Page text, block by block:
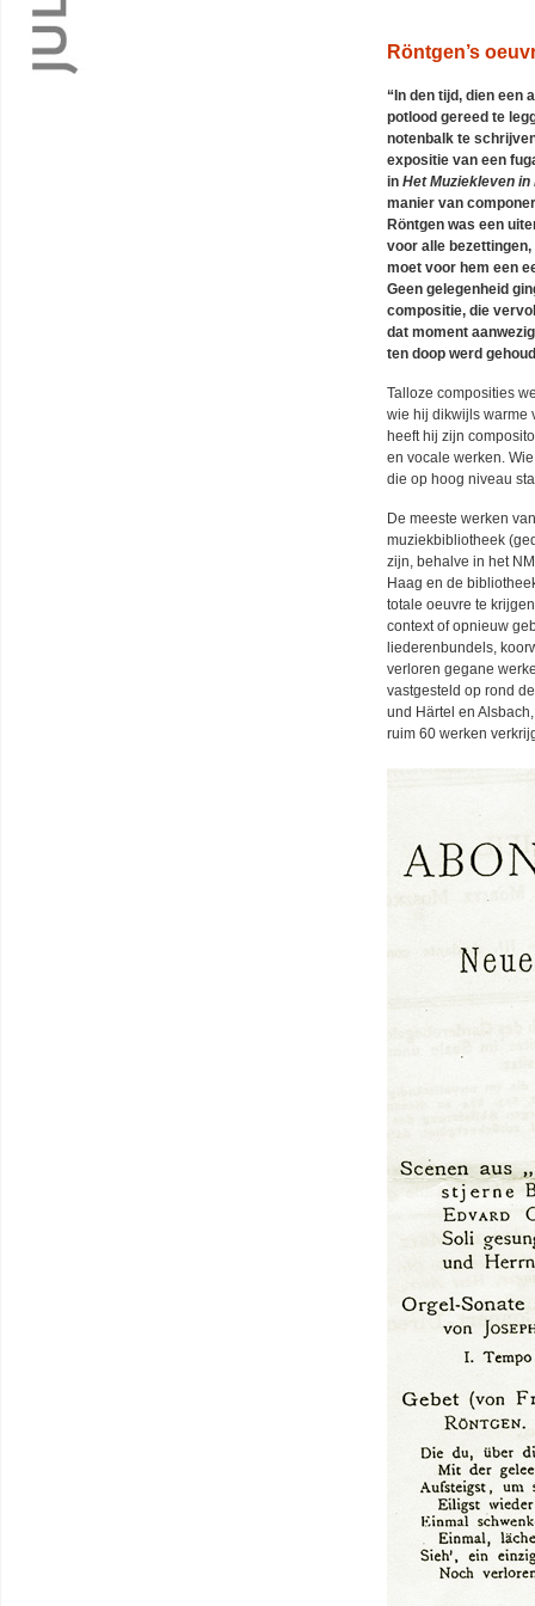
Röntgen’s
“In den tijd, dien een
potlood gereed te
notenbalk te
expositie van een
in Het Muziekleven
manier van
Röntgen was een
voor alle
moet voor hem een
Geen gelegenheid
compositie, die
dat moment
ten doop werd
Talloze composities
wie hij dikwijls warme
heeft hij zijn
en vocale werken.
die op hoog niveau
De meeste werken
muziekbibliotheek
zijn, behalve in het
Haag en de
totale oeuvre te
context of opnieuw
liederenbundels,
verloren gegane
vastgesteld op rond
und Härtel en
ruim 60 werken